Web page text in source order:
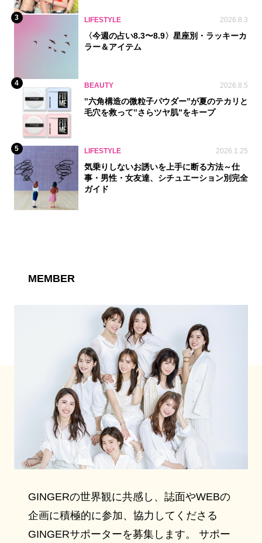
3 LIFESTYLE 2026.8.3
〈今週の占い8.3〜8.9〉星座別・ラッキーカ
ラー＆アイテム
4 BEAUTY 2026.8.5
‟六角構造の微粒子パウダー”が夏のテカリと
毛穴を救って‟さらツヤ肌”をキープ
5 LIFESTYLE 2026.1.25
気乗りしないお誘いを上手に断る方法～仕
事・男性・女友達、シチュエーション別完全
ガイド
MEMBER
GINGERの世界観に共感し、誌面やWEBの
企画に積極的に参加、協力してくださる
GINGERサポーターを募集します。 サポー